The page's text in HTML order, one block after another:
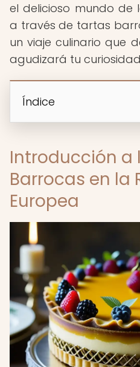
el delicioso mundo de
a través de tartas
un viaje culinario que
agudizará tu
Índice
Introducción a
Barrocas en la
Europea